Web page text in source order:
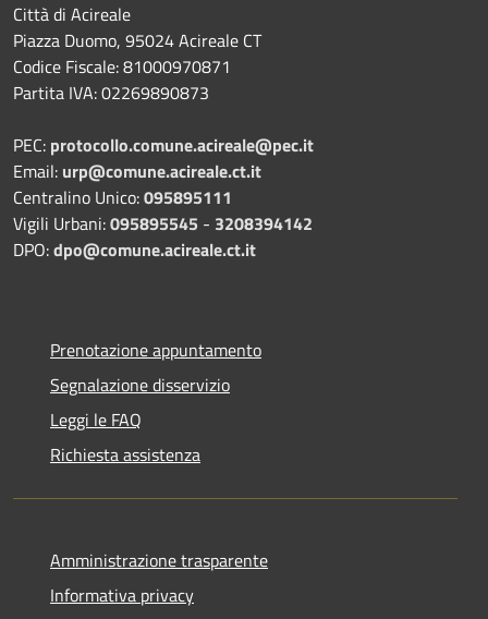
Città di Acireale
Piazza Duomo, 95024 Acireale CT
Codice Fiscale: 81000970871
Partita IVA: 02269890873
PEC: protocollo.comune.acireale@pec.it
Email: urp@comune.acireale.ct.it
Centralino Unico:095895111
Vigili Urbani:095895545 - 3208394142
DPO:dpo@comune.acireale.ct.it
Prenotazione appuntamento
Segnalazione disservizio
Leggi le FAQ
Richiesta assistenza
Amministrazione trasparente
Informativa privacy